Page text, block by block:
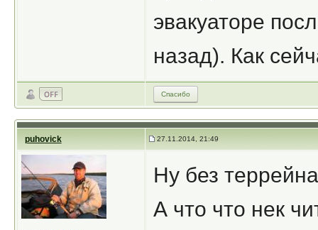
эвакуаторе
назад). Как
Спасибо
puhovick 27.11.2014, 21:49
Ну без
А что что нек